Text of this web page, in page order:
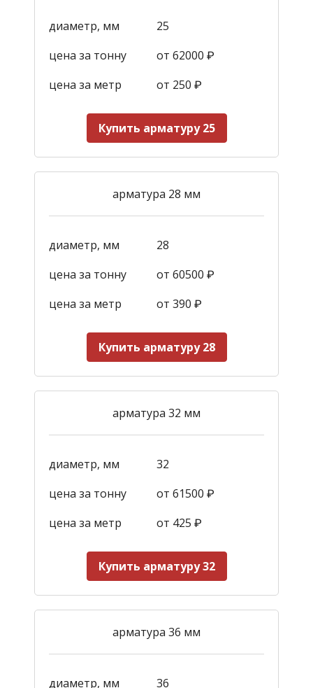
диаметр, мм
25
цена за тонну
от 62000 ₽
цена за метр
от 250 ₽
Купить арматуру 25
арматура 28 мм
диаметр, мм
28
цена за тонну
от 60500 ₽
цена за метр
от 390 ₽
Купить арматуру 28
арматура 32 мм
диаметр, мм
32
цена за тонну
от 61500 ₽
цена за метр
от 425 ₽
Купить арматуру 32
арматура 36 мм
диаметр, мм 36